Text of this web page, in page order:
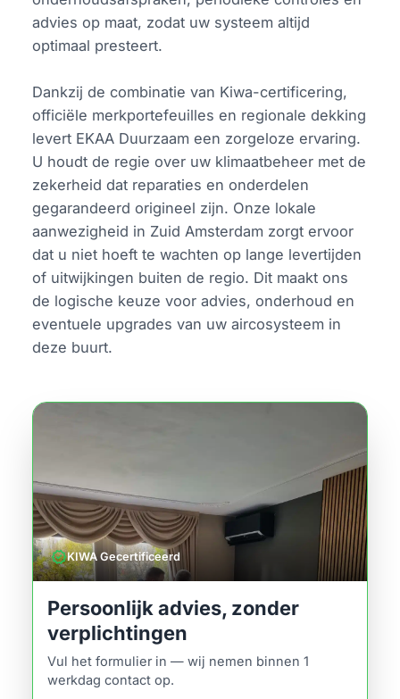
advies op maat, zodat uw systeem altijd
optimaal presteert.
Dankzij de combinatie van Kiwa-certificering,
officiële merkportefeuilles en regionale dekking
levert EKAA Duurzaam een zorgeloze ervaring.
U houdt de regie over uw klimaatbeheer met de
zekerheid dat reparaties en onderdelen
gegarandeerd origineel zijn. Onze lokale
aanwezigheid in Zuid Amsterdam zorgt ervoor
dat u niet hoeft te wachten op lange levertijden
of uitwijkingen buiten de regio. Dit maakt ons
de logische keuze voor advies, onderhoud en
eventuele upgrades van uw aircosysteem in
deze buurt.
verifiedKIWA Gecertificeerd
Persoonlijk advies, zonder
verplichtingen
Vul het formulier in — wij nemen binnen 1
werkdag contact op.